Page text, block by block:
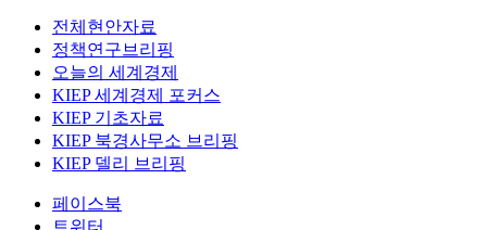
전체현안자료
정책연구브리핑
오늘의 세계경제
KIEP 세계경제 포커스
KIEP 기초자료
KIEP 북경사무소 브리핑
KIEP 델리 브리핑
페이스북